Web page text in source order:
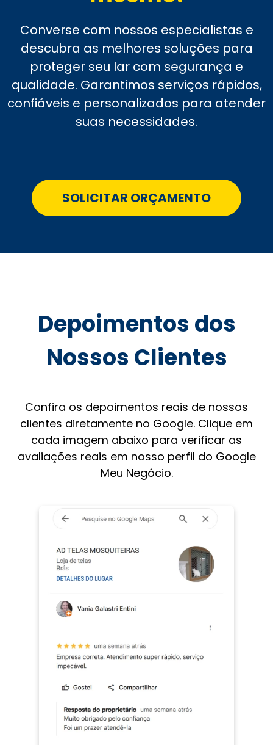
Converse com nossos especialistas e
descubra as melhores soluções para
proteger seu lar com segurança e
qualidade. Garantimos serviços rápidos,
confiáveis e personalizados para atender
suas necessidades.
SOLICITAR ORÇAMENTO
Depoimentos dos
Nossos Clientes
Confira os depoimentos reais de nossos
clientes diretamente no Google. Clique em
cada imagem abaixo para verificar as
avaliações reais em nosso perfil do Google
Meu Negócio.